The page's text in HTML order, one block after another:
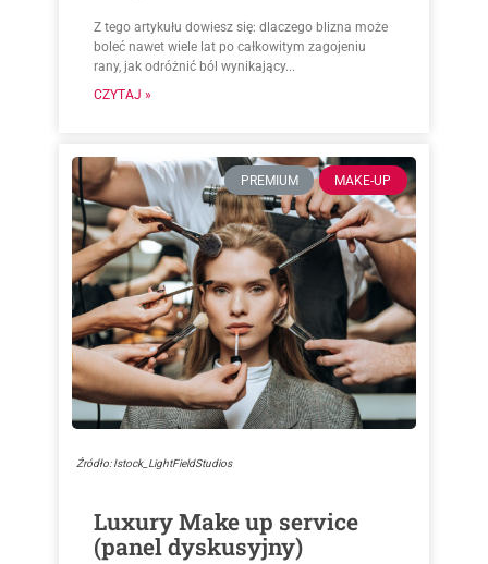
Z tego artykułu dowiesz się: dlaczego blizna może
boleć nawet wiele lat po całkowitym zagojeniu
rany, jak odróżnić ból wynikający...
CZYTAJ »
PREMIUM MAKE-UP
Źródło: Istock_LightFieldStudios
Luxury Make up service
(panel dyskusyjny)